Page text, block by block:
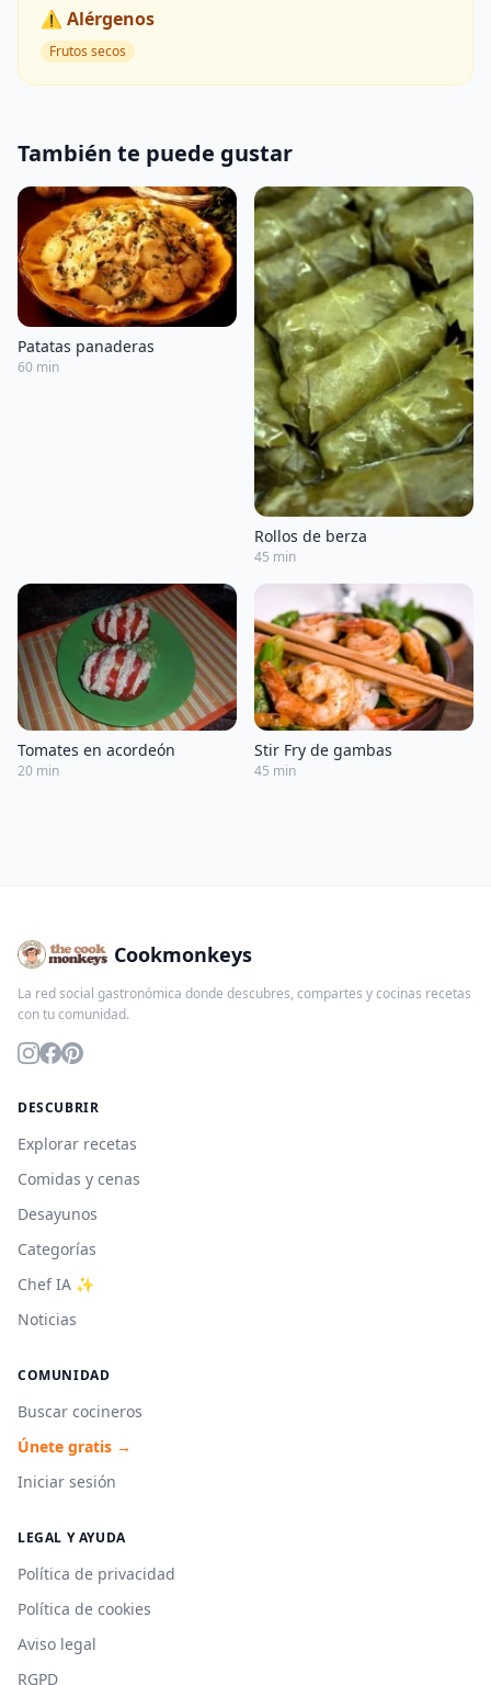
⚠️ Alérgenos
Frutos secos
También te puede gustar
Patatas panaderas
60 min
Rollos de berza
45 min
Tomates en acordeón
20 min
Stir Fry de gambas
45 min
Cookmonkeys
La red social gastronómica donde descubres, compartes y cocinas recetas
con tu comunidad.
DESCUBRIR
Explorar recetas
Comidas y cenas
Desayunos
Categorías
Chef IA ✨
Noticias
COMUNIDAD
Buscar cocineros
Únete gratis →
Iniciar sesión
LEGAL Y AYUDA
Política de privacidad
Política de cookies
Aviso legal
RGPD